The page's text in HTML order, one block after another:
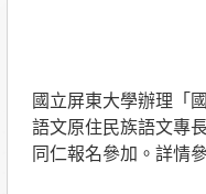
國立屏東大學辦理「
語文原住民族語文專
同仁報名參加。詳情